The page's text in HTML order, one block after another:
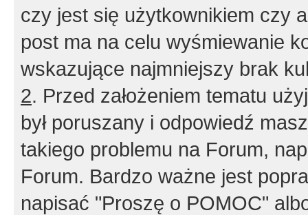
czy jest się użytkownikiem czy
post ma na celu wyśmiewanie
wskazujące najmniejszy brak
2. Przed założeniem tematu
był poruszany i odpowiedź
takiego problemu na Forum,
Forum. Bardzo ważne jest
napisać "Proszę o POMOC"